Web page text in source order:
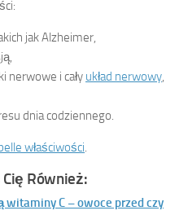
jak Alzheimer,
nerwowe i cały układ nerwowy,
dnia codziennego.
właściwości.
Również:
C – owoce przed czy